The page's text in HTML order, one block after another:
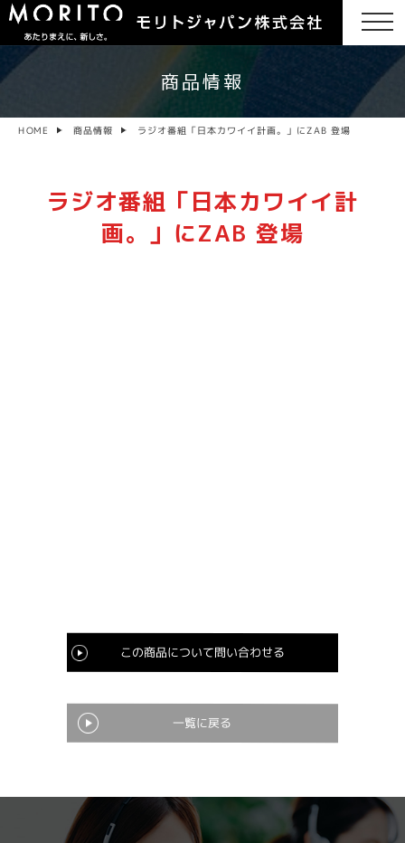
商品情報
HOME 商品情報 ラジオ番組「日本カワイイ計画。」にZAB 登場
ラジオ番組「日本カワイイ計
画。」にZAB 登場
この商品について問い合わせる
一覧に戻る